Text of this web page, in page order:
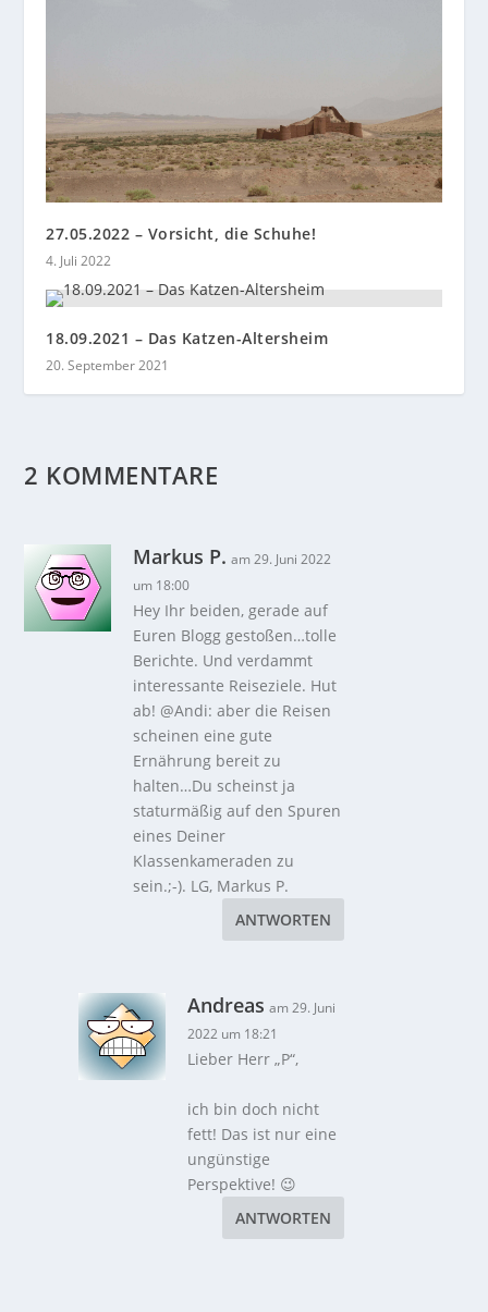
27.05.2022 – Vorsicht, die Schuhe!
4. Juli 2022
18.09.2021 – Das Katzen-Altersheim
20. September 2021
2 KOMMENTARE
Markus P. am 29. Juni 2022
um 18:00
Hey Ihr beiden, gerade auf
Euren Blogg gestoßen…tolle
Berichte. Und verdammt
interessante Reiseziele. Hut
ab! @Andi: aber die Reisen
scheinen eine gute
Ernährung bereit zu
halten…Du scheinst ja
staturmäßig auf den Spuren
eines Deiner
Klassenkameraden zu
sein.;-). LG, Markus P.
ANTWORTEN
Andreas am 29. Juni
2022 um 18:21
Lieber Herr „P“,
ich bin doch nicht
fett! Das ist nur eine
ungünstige
Perspektive! 😉
ANTWORTEN